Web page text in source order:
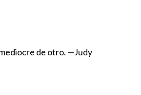
de otro. —Judy